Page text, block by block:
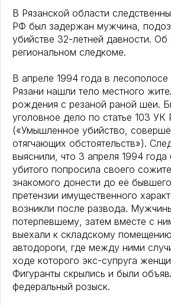
В Рязанской области
РФ был задержан мужчина,
убийстве 32-летней давности. Об
региональном следкоме.
В апреле 1994 года в лесополосе
Рязани нашли тело местного
рождения с резаной раной шеи.
уголовное дело по статье 103
(«Умышленное убийство,
отягчающих обстоятельств»).
выяснили, что 3 апреля 1994
убитого попросила своего
знакомого донести до её
претензии имущественного
возникли после развода.
потерпевшему, затем вместе с
выехали к складскому
автодороги, где между ними
ходе которого экс-супруга
Фигуранты скрылись и были
федеральный розыск.